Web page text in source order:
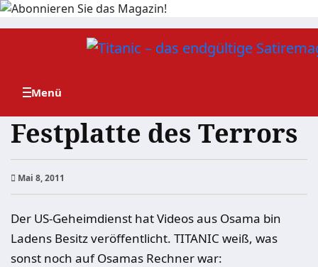
Zum
Festplatte des Terrors
Mai 8, 2011
Der US-Geheimdienst hat Videos aus Osama bin
Ladens Besitz veröffentlicht. TITANIC weiß, was
sonst noch auf Osamas Rechner war: